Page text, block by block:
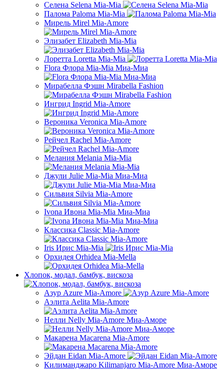
Селена Selena Mia-Mia
Палома Paloma Mia-Mia
Мирель Mirel Mia-Amore
Элизабет Elizabeth Mia-Mia
Лоретта Loretta Mia-Mia
Flora Флора Mia-Mia Миа-Миа
Мирабелла Фэшн Mirabella Fashion
Ингрид Ingrid Mia-Amore
Вероника Veronica Mia-Amore
Рейчел Rachel Mia-Amore
Мелания Melania Mia-Mia
Джули Julie Mia-Mia Миа-Миа
Сильвия Silvia Mia-Amore
Ivona Ивона Mia-Mia Миа-Миа
Классика Classic Mia-Amore
Iris Ирис Mia-Mia
Орхидея Orhidea Mia-Mella
Хлопок, модал, бамбук, вискоза
Азур Azure Mia-Amore
Аэлита Aelita Mia-Amore
Нелли Nelly Mia-Amore Миа-Аморе
Макарена Macarena Mia-Amore
Эйдан Eidan Mia-Amore
Килиманджаро Kilimanjaro Mia-Amore Миа-Аморе